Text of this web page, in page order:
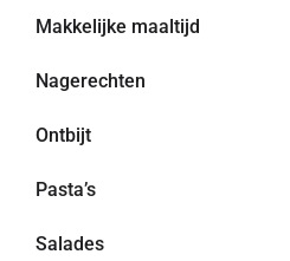
Makkelijke maaltijd
Nagerechten
Ontbijt
Pasta’s
Salades